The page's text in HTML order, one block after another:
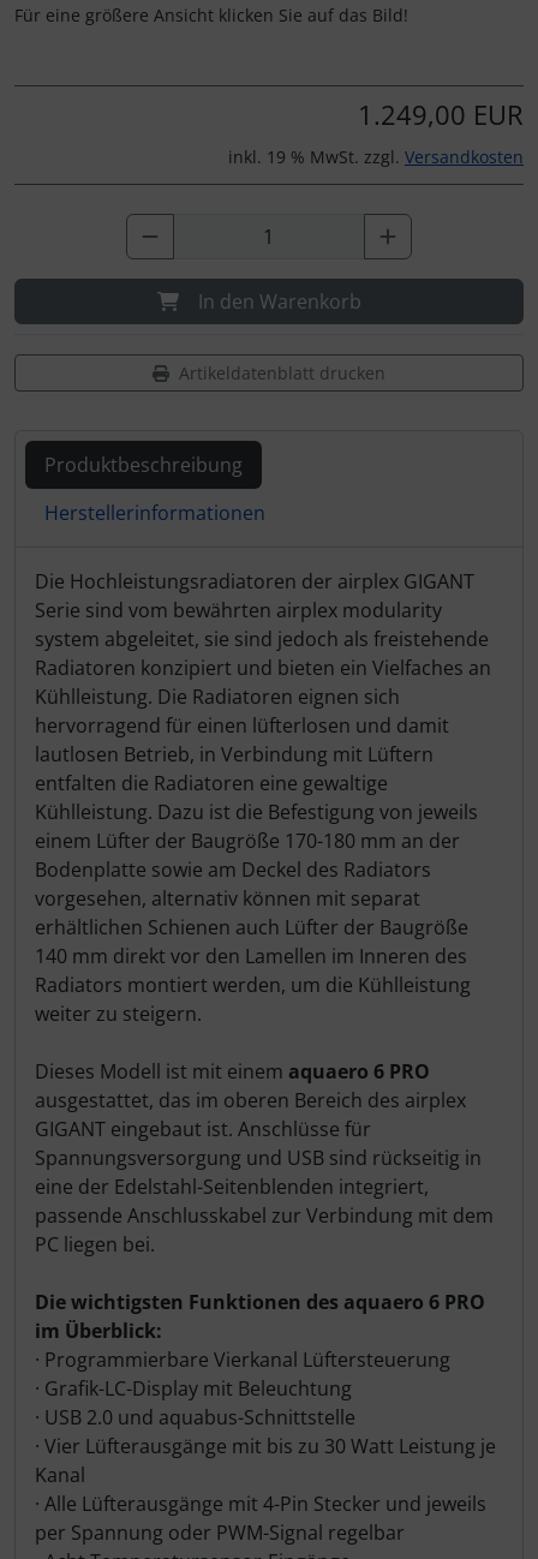
Für eine größere Ansicht klicken Sie auf das Bild!
1.249,00 EUR
inkl. 19 % MwSt. zzgl. Versandkosten
In den Warenkorb
Artikeldatenblatt drucken
Produktbeschreibung
Herstellerinformationen
Produktbeschreibung
Die Hochleistungsradiatoren der airplex GIGANT
Serie sind vom bewährten airplex modularity
system abgeleitet, sie sind jedoch als freistehende
Radiatoren konzipiert und bieten ein Vielfaches an
Kühlleistung. Die Radiatoren eignen sich
hervorragend für einen lüfterlosen und damit
lautlosen Betrieb, in Verbindung mit Lüftern
entfalten die Radiatoren eine gewaltige
Kühlleistung. Dazu ist die Befestigung von jeweils
einem Lüfter der Baugröße 170-180 mm an der
Bodenplatte sowie am Deckel des Radiators
vorgesehen, alternativ können mit separat
erhältlichen Schienen auch Lüfter der Baugröße
140 mm direkt vor den Lamellen im Inneren des
Radiators montiert werden, um die Kühlleistung
weiter zu steigern.
Dieses Modell ist mit einem aquaero 6 PRO
ausgestattet, das im oberen Bereich des airplex
GIGANT eingebaut ist. Anschlüsse für
Spannungsversorgung und USB sind rückseitig in
eine der Edelstahl-Seitenblenden integriert,
passende Anschlusskabel zur Verbindung mit dem
PC liegen bei.
Die wichtigsten Funktionen des aquaero 6 PRO
im Überblick:
· Programmierbare Vierkanal Lüftersteuerung
· Grafik-LC-Display mit Beleuchtung
· USB 2.0 und aquabus-Schnittstelle
· Vier Lüfterausgänge mit bis zu 30 Watt Leistung je
Kanal
· Alle Lüfterausgänge mit 4-Pin Stecker und jeweils
per Spannung oder PWM-Signal regelbar